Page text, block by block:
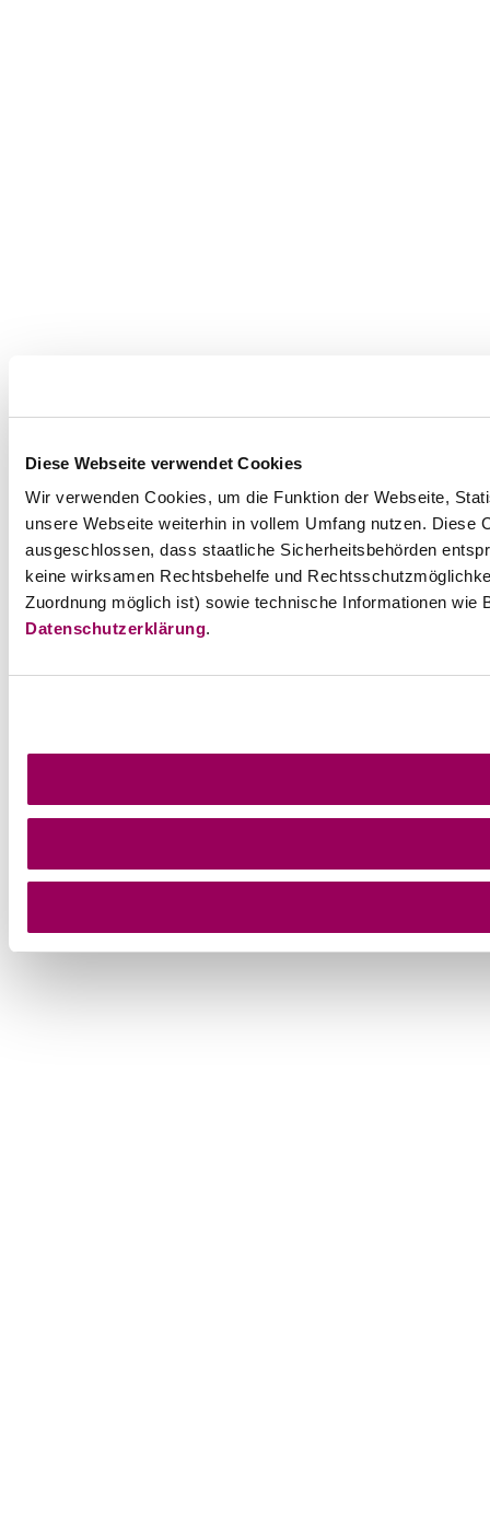
Diese Webseite verwendet Cookies
Wir verwenden Cookies, um die Funktion der Webseite,
unsere Webseite weiterhin in vollem Umfang nutzen.
ausgeschlossen, dass staatliche Sicherheitsbehörden
keine wirksamen Rechtsbehelfe und
Zuordnung möglich ist) sowie technische Informationen
Datenschutzerklärung.